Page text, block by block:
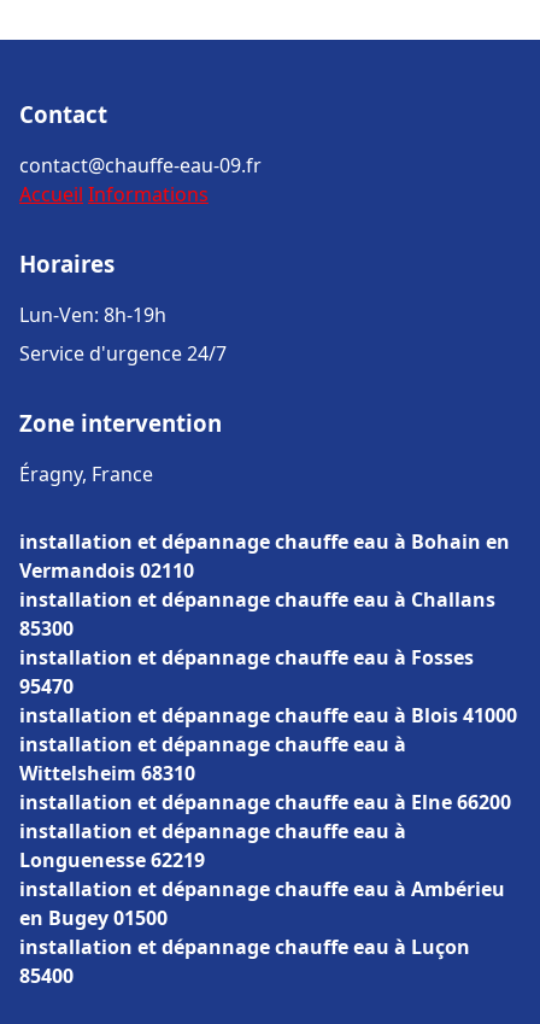
Contact
contact@chauffe-eau-09.fr
Accueil Informations
Horaires
Lun-Ven: 8h-19h
Service d'urgence 24/7
Zone intervention
Éragny, France
installation et dépannage chauffe eau à Bohain en
Vermandois 02110
installation et dépannage chauffe eau à Challans
85300
installation et dépannage chauffe eau à Fosses
95470
installation et dépannage chauffe eau à Blois 41000
installation et dépannage chauffe eau à
Wittelsheim 68310
installation et dépannage chauffe eau à Elne 66200
installation et dépannage chauffe eau à
Longuenesse 62219
installation et dépannage chauffe eau à Ambérieu
en Bugey 01500
installation et dépannage chauffe eau à Luçon
85400